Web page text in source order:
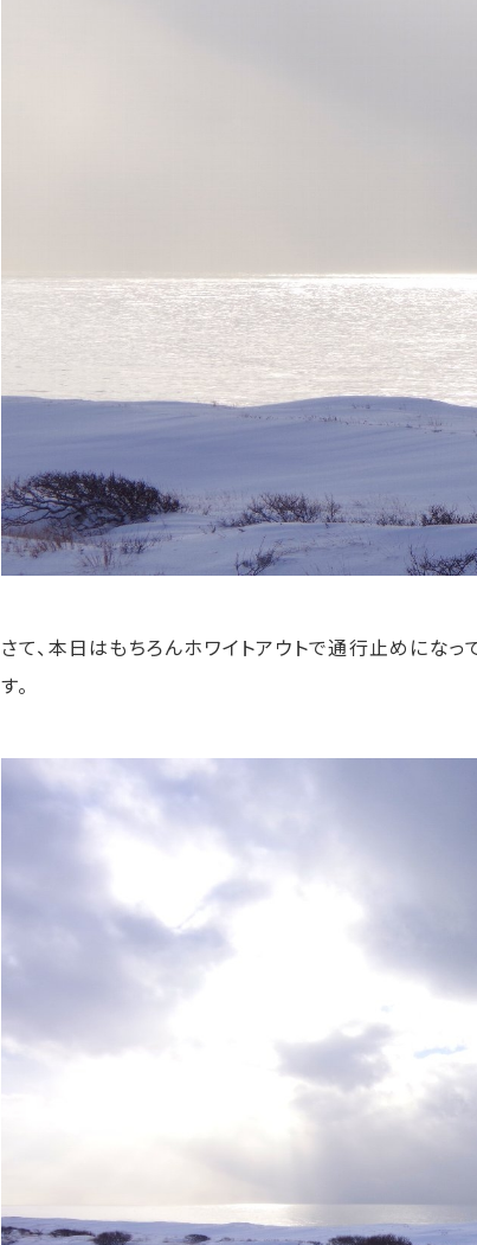
さて、本日はもちろんホワイトアウトで通行止めにな
す。